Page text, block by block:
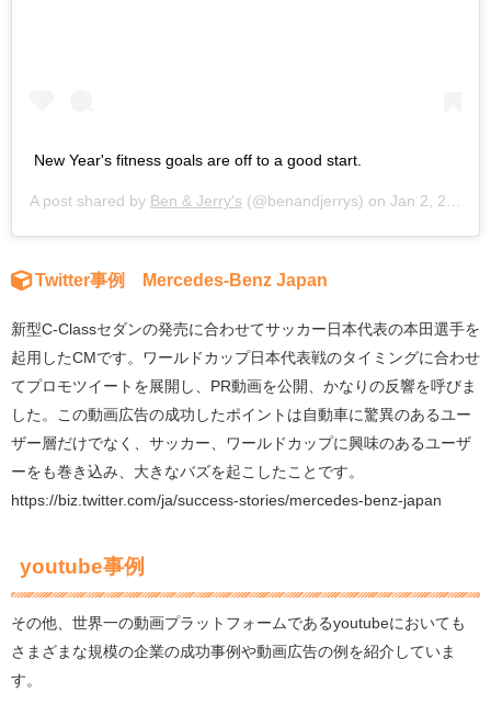
New Year's fitness goals are off to a good start.
A post shared by Ben & Jerry's (@benandjerrys) on Jan 2, 2018 at 1:21pm PST
Twitter事例 Mercedes-Benz Japan
新型C-Classセダンの発売に合わせてサッカー日本代表の本田選手を
起用したCMです。ワールドカップ日本代表戦のタイミングに合わせ
てプロモツイートを展開し、PR動画を公開、かなりの反響を呼びま
した。この動画広告の成功したポイントは自動車に驚異のあるユー
ザー層だけでなく、サッカー、ワールドカップに興味のあるユーザ
ーをも巻き込み、大きなバズを起こしたことです。
https://biz.twitter.com/ja/success-stories/mercedes-benz-japan
youtube事例
その他、世界一の動画プラットフォームであるyoutubeにおいても
さまざまな規模の企業の成功事例や動画広告の例を紹介していま
す。